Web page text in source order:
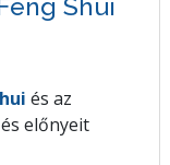
Shui
és az
előnyeit